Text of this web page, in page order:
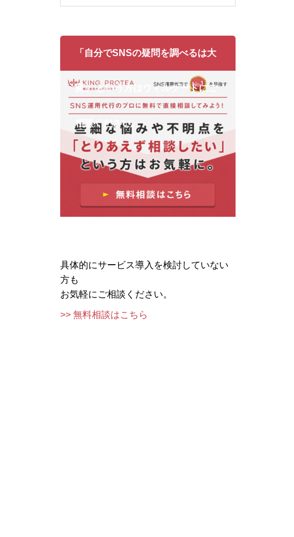
「自分でSNSの疑問を調べるは大
変」 という方はウィルゲートにご
相談ください。
具体的にサービス導入を検討していない
方も
お気軽にご相談ください。
>> 無料相談はこちら